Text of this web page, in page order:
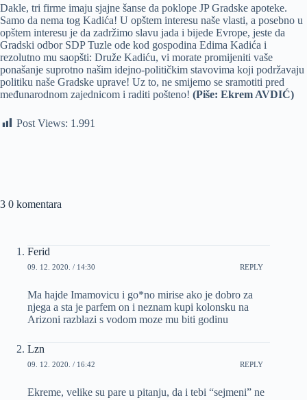
Dakle, tri firme imaju sjajne šanse da poklope JP Gradske apoteke.
Samo da nema tog Kadića! U opštem interesu naše vlasti, a posebno u
opštem interesu je da zadržimo slavu jada i bijede Evrope, jeste da
Gradski odbor SDP Tuzle ode kod gospodina Edima Kadića i
rezolutno mu saopšti: Druže Kadiću, vi morate promijeniti vaše
ponašanje suprotno našim idejno-političkim stavovima koji podržavaju
politiku naše Gradske uprave! Uz to, ne smijemo se sramotiti pred
međunarodnom zajednicom i raditi pošteno! (Piše: Ekrem AVDIĆ)
Post Views: 1.991
3 0 komentara
Ferid
09. 12. 2020. / 14:30 REPLY
Ma hajde Imamovicu i go*no mirise ako je dobro za
njega a sta je parfem on i neznam kupi kolonsku na
Arizoni razblazi s vodom moze mu biti godinu
Lzn
09. 12. 2020. / 16:42 REPLY
Ekreme, velike su pare u pitanju, da i tebi “sejmeni” ne